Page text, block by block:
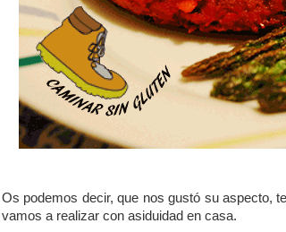
Os podemos decir, que nos gustó su aspecto,
vamos a realizar con asiduidad en casa.